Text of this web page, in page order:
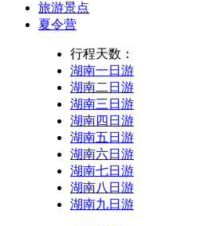
旅游景点
夏令营
行程天数：
湖南一日游
湖南二日游
湖南三日游
湖南四日游
湖南五日游
湖南六日游
湖南七日游
湖南八日游
湖南九日游